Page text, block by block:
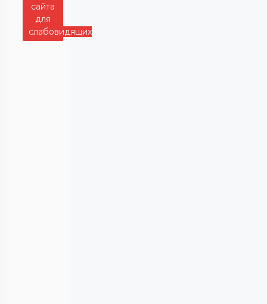
сайта
для
слабовидящих